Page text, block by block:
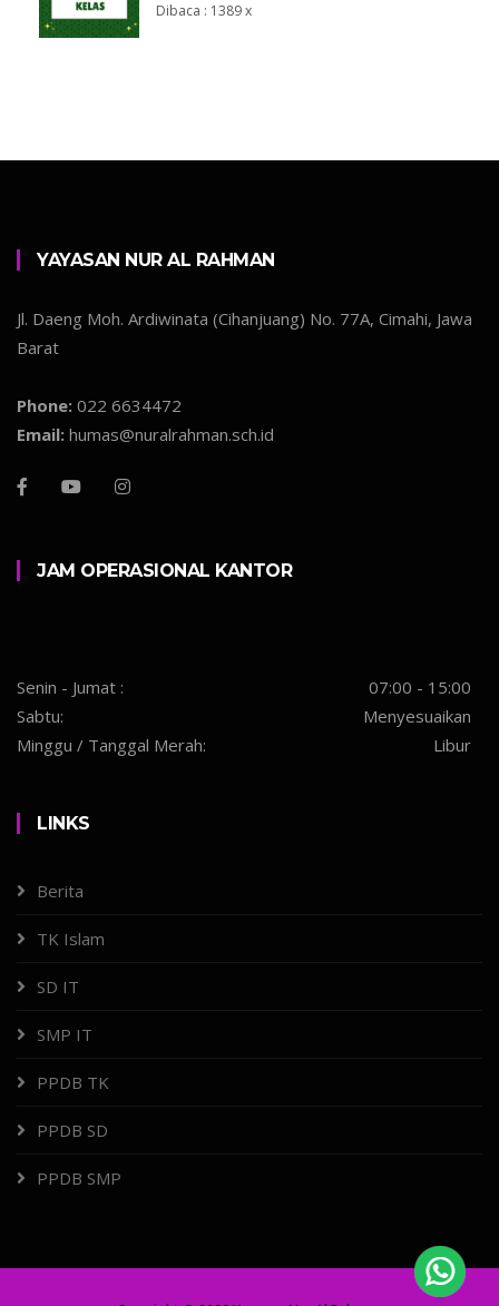
Dibaca : 1389 x
YAYASAN NUR AL RAHMAN
Jl. Daeng Moh. Ardiwinata (Cihanjuang) No. 77A, Cimahi, Jawa
Barat
Phone: 022 6634472
Email: humas@nuralrahman.sch.id
JAM OPERASIONAL KANTOR
Senin - Jumat :
07:00 - 15:00
Sabtu:
Menyesuaikan
Minggu / Tanggal Merah:
Libur
LINKS
Berita
TK Islam
SD IT
SMP IT
PPDB TK
PPDB SD
PPDB SMP